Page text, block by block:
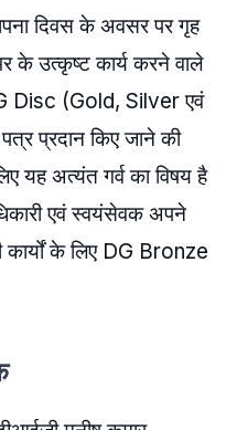
दिवस के अवसर पर गृह
के उत्कृष्ट कार्य करने वाले
Disc (Gold, Silver एवं
प्रदान किए जाने की
यह अत्यंत गर्व का विषय है
एवं स्वयंसेवक अपने
कार्यों के लिए DG Bronze